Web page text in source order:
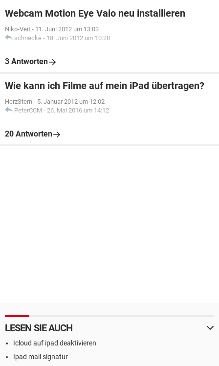
Webcam Motion Eye Vaio neu installieren
Niko-Veit - 11. Juni 2012 um 13:03
schnecke - 18. Juni 2012 um 10:28
3 Antworten
Wie kann ich Filme auf mein iPad übertragen?
HerzStern - 5. Januar 2012 um 12:02
PeterCCM - 26. Mai 2016 um 14:12
20 Antworten
LESEN SIE AUCH
Icloud auf ipad deaktivieren
Ipad mail signatur